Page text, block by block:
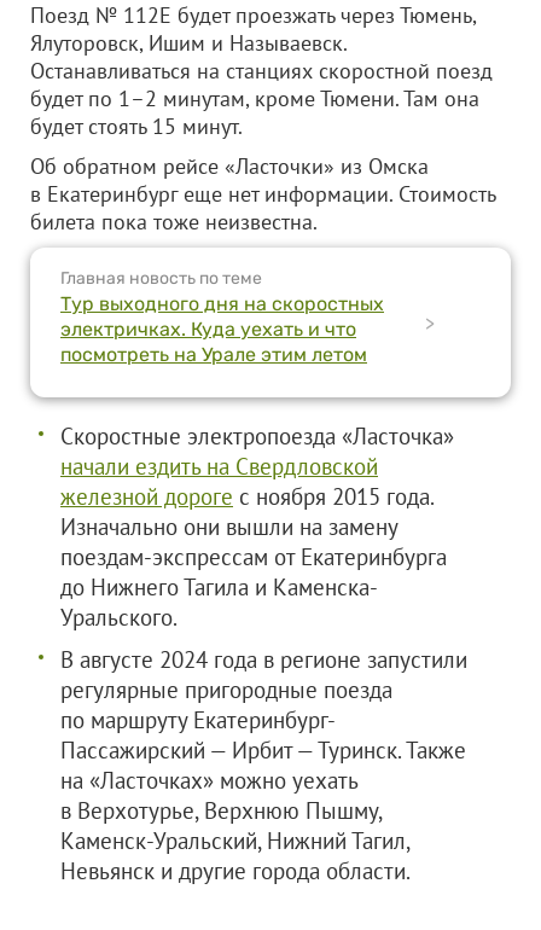
Поезд № 112Е будет проезжать через Тюмень,
Ялуторовск, Ишим и Называевск.
Останавливаться на станциях скоростной поезд
будет по 1–2 минутам, кроме Тюмени. Там она
будет стоять 15 минут.
Об обратном рейсе «Ласточки» из Омска
в Екатеринбург еще нет информации. Стоимость
билета пока тоже неизвестна.
Главная новость по теме
Тур выходного дня на скоростных
электричках. Куда уехать и что
посмотреть на Урале этим летом
>
Скоростные электропоезда «Ласточка»
начали ездить на Свердловской
железной дороге с ноября 2015 года.
Изначально они вышли на замену
поездам-экспрессам от Екатеринбурга
до Нижнего Тагила и Каменска-
Уральского.
В августе 2024 года в регионе запустили
регулярные пригородные поезда
по маршруту Екатеринбург-
Пассажирский — Ирбит — Туринск. Также
на «Ласточках» можно уехать
в Верхотурье, Верхнюю Пышму,
Каменск-Уральский, Нижний Тагил,
Невьянск и другие города области.